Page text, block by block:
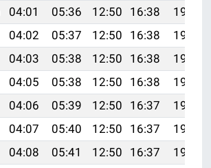
04:01 05:36 12:50 16:38
19:54
04:02 05:37 12:50 16:38
19:54
04:03 05:38 12:50 16:38
19:53
04:05 05:38 12:50 16:38
19:52
04:06 05:39 12:50 16:37
19:51
04:07 05:40 12:50 16:37
19:50
04:08 05:41 12:50 16:37 19:49